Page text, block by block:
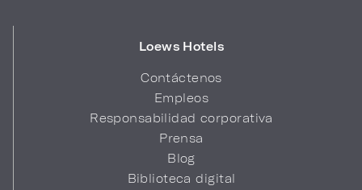
Loews Hotels
Contáctenos
Empleos
Responsabilidad corporativa
Prensa
Blog
Biblioteca digital